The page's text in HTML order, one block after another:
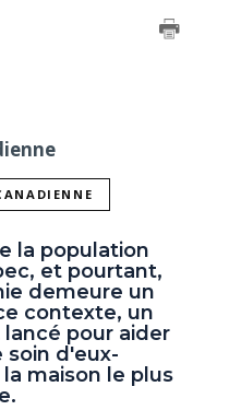
la population
et pourtant,
demeure un
contexte, un
pour aider
soin d'eux-
maison le plus